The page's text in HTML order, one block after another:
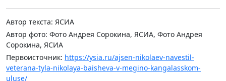
Автор текста: ЯСИА
Автор фото: Фото Андрея Сорокина, ЯСИА, Фото Андрея
Сорокина, ЯСИА
Первоисточник: https://ysia.ru/ajsen-nikolaev-navestil-
veterana-tyla-nikolaya-baisheva-v-megino-kangalasskom-
uluse/